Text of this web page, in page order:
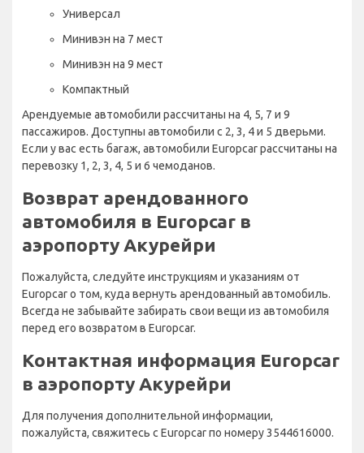
Универсал
Минивэн на 7 мест
Минивэн на 9 мест
Компактный
Арендуемые автомобили рассчитаны на 4, 5, 7 и 9
пассажиров. Доступны автомобили с 2, 3, 4 и 5 дверьми.
Если у вас есть багаж, автомобили Europcar рассчитаны на
перевозку 1, 2, 3, 4, 5 и 6 чемоданов.
Возврат арендованного
автомобиля в Europcar в
аэропорту Акурейри
Пожалуйста, следуйте инструкциям и указаниям от
Europcar о том, куда вернуть арендованный автомобиль.
Всегда не забывайте забирать свои вещи из автомобиля
перед его возвратом в Europcar.
Контактная информация Europcar
в аэропорту Акурейри
Для получения дополнительной информации,
пожалуйста, свяжитесь с Europcar по номеру 3544616000.